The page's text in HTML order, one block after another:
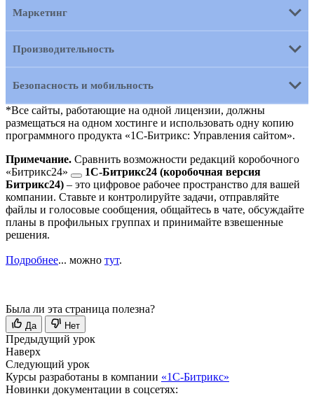
Маркетинг
Производительность
Безопасность и мобильность
*Все сайты, работающие на одной лицензии, должны
размещаться на одном хостинге и использовать одну копию
программного продукта «1С-Битрикс: Управления сайтом».
Примечание. Сравнить возможности редакций коробочного
«Битрикс24»
1C-Битрикс24 (коробочная версия
Битрикс24) – это цифровое рабочее пространство для вашей
компании. Ставьте и контролируйте задачи, отправляйте
файлы и голосовые сообщения, общайтесь в чате, обсуждайте
планы в профильных группах и принимайте взвешенные
решения.
Подробнее... можно тут.
Была ли эта страница полезна?
Да Нет
Предыдущий урок
Наверх
Следующий урок
Курсы разработаны в компании «1С-Битрикс»
Новинки документации в соцсетях: